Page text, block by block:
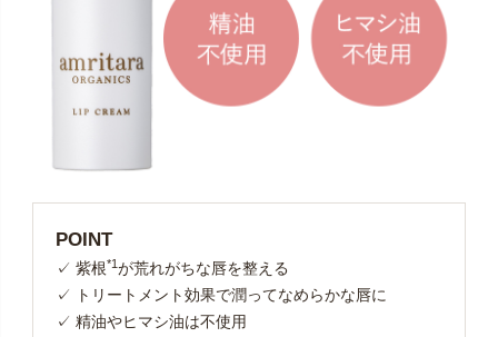
POINT
✓ 紫根*1が荒れがちな唇を整える
✓ トリートメント効果で潤ってなめらかな唇に
✓ 精油やヒマシ油は不使用